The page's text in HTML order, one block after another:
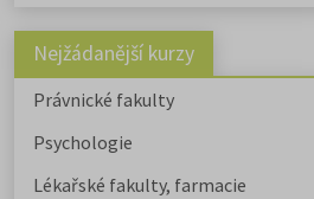
Nejžádanější kurzy
Právnické fakulty
Psychologie
Lékařské fakulty, farmacie